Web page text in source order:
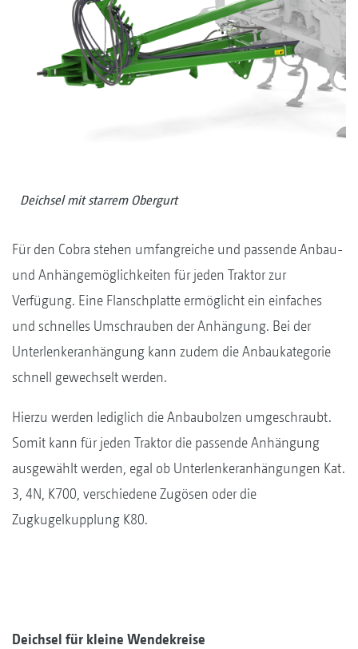
Deichsel mit starrem Obergurt
Für den Cobra stehen umfangreiche und passende Anbau-
und Anhängemöglichkeiten für jeden Traktor zur
Verfügung. Eine Flanschplatte ermöglicht ein einfaches
und schnelles Umschrauben der Anhängung. Bei der
Unterlenkeranhängung kann zudem die Anbaukategorie
schnell gewechselt werden.
Hierzu werden lediglich die Anbaubolzen umgeschraubt.
Somit kann für jeden Traktor die passende Anhängung
ausgewählt werden, egal ob Unterlenkeranhängungen Kat.
3, 4N, K700, verschiedene Zugösen oder die
Zugkugelkupplung K80.
Deichsel für kleine Wendekreise